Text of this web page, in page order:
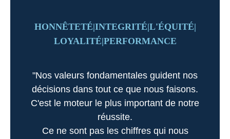
HONNÊTETÉ INTEGRITÉ L'ÉQUITÉ
LOYALITÉ PERFORMANCE
"Nos valeurs fondamentales guident nos
décisions dans tout ce que nous faisons.
C'est le moteur le plus important de notre
réussite.
Ce ne sont pas les chiffres qui nous